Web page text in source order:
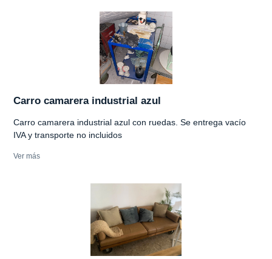
Carro camarera industrial azul
Carro camarera industrial azul con ruedas. Se entrega vacío
IVA y transporte no incluidos
Ver más